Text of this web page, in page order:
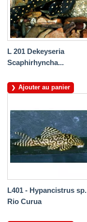
L 201 Dekeyseria
Scaphirhyncha...
Ajouter au panier
L401 - Hypancistrus sp.
Rio Curua